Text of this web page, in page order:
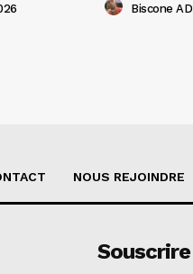
Biscone
NOUS REJOINDRE
Souscrire